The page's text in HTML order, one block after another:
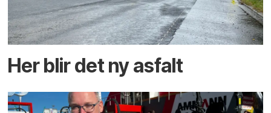
Her blir det ny asfalt